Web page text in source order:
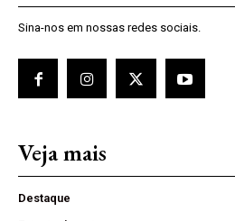
Sina-nos em nossas redes sociais.
Veja mais
Destaque